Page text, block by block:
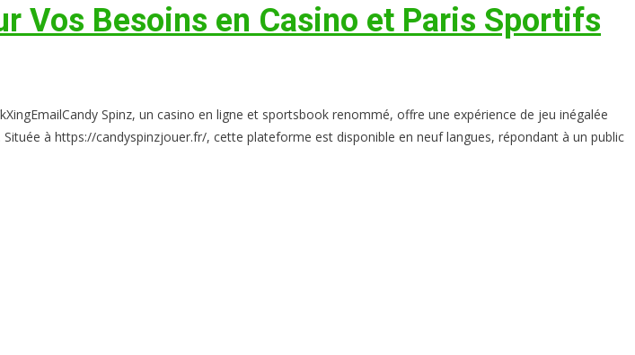
Vos Besoins en Casino et Paris Sportifs
Spinz, un casino en ligne et sportsbook renommé, offre une expérience de jeu inégalée
à https://candyspinzjouer.fr/, cette plateforme est disponible en neuf langues, répondant à un public